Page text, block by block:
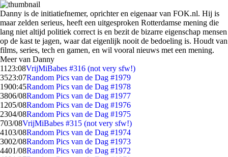
Danny is de initiatiefnemer, oprichter en eigenaar van FOK.nl. Hij is
maar zelden serieus, heeft een uitgesproken Rotterdamse mening die
lang niet altijd politiek correct is en bezit de bizarre eigenschap mensen
op de kast te jagen, waar dat eigenlijk nooit de bedoeling is. Houdt van
films, series, tech en gamen, en wil vooral nieuws met een mening.
Meer van Danny
11 23:08VrijMiBabes #316 (not very sfw!)
3523:07Random Pics van de Dag #1979
1900:45Random Pics van de Dag #1978
3806/08Random Pics van de Dag #1977
1205/08Random Pics van de Dag #1976
2304/08Random Pics van de Dag #1975
703/08VrijMiBabes #315 (not very sfw!)
4103/08Random Pics van de Dag #1974
3002/08Random Pics van de Dag #1973
4401/08Random Pics van de Dag #1972